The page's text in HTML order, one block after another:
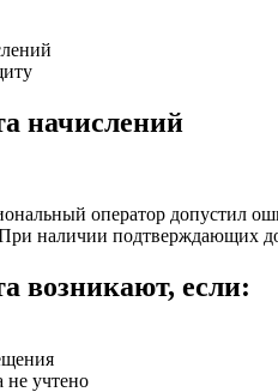
начислений
оператор допустил
наличии подтверждающих
возникают, если:
не учтено